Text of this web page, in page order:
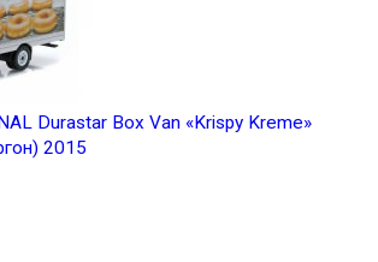
Durastar Box Van «Krispy Kreme»
2015